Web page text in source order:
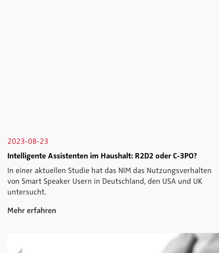
2023-08-23
Intelligente Assistenten im Haushalt: R2D2 oder C-3PO?
In einer aktuellen Studie hat das NIM das Nutzungsverhalten
von Smart Speaker Usern in Deutschland, den USA und UK
untersucht.
Mehr erfahren